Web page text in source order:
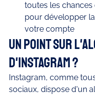
toutes les
pour développer
votre compte
Un point sur
d'Instagram ?
Instagram, comme
sociaux, dispose d'un